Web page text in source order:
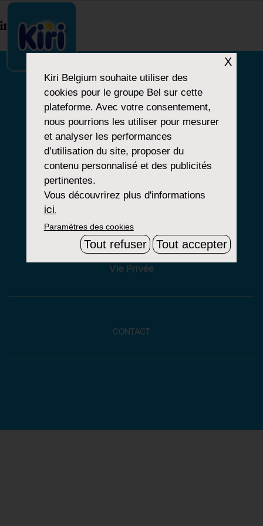
index.php
NOTRE HISTOIRE
NOS PRODUITS
NOS ENGAGEMENTS
Mentions Légales
Groupe Bel
Vie Privée
CONTACT
X
Kiri Belgium souhaite utiliser des
cookies pour le groupe Bel sur cette
plateforme. Avec votre consentement,
nous pourrions les utiliser pour mesurer
et analyser les performances
d’utilisation du site, proposer du
contenu personnalisé et des publicités
pertinentes.
Vous découvrirez plus d'informations
ici.
Paramètres des cookies
Tout refuser Tout accepter